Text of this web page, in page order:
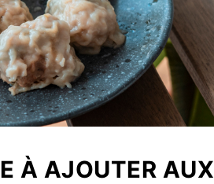
À AJOUTER AUX